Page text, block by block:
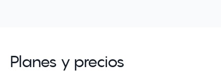
Planes y precios